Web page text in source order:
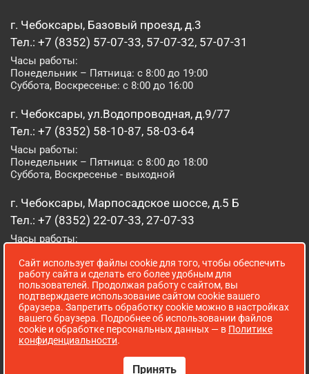
г. Чебоксары, Базовый проезд, д.3
Тел.: +7 (8352) 57-07-33, 57-07-32, 57-07-31
Часы работы:
Понедельник – Пятница: с 8:00 до 19:00
Суббота, Воскресенье: с 8:00 до 16:00
г. Чебоксары, ул.Водопроводная, д.9/77
Тел.: +7 (8352) 58-10-87, 58-03-64
Часы работы:
Понедельник – Пятница: с 8:00 до 18:00
Суббота, Воскресенье - выходной
г. Чебоксары, Марпосадское шоссе, д.5 Б
Тел.: +7 (8352) 22-07-33, 27-07-33
Часы работы:
Суббота, Воскресенье: с 8:00 до 16:00
г. Йошкар-Ола, ул. Луначарского, д. 52 А
Тел.: (8362) 41-07-31
Часы работы:
Понедельник – Пятница: с 8:00 до 18:00
Сайт использует файлы cookie для того, чтобы обеспечить
работу сайта и сделать его более удобным для
пользователей. Продолжая работу с сайтом, вы
подтверждаете использование сайтом cookie вашего
браузера. Запретить обработку cookie можно в настройках
вашего браузера. Подробнее об использовании файлов
cookie и обработке персональных данных — в Политике
конфиденциальности.
Принять